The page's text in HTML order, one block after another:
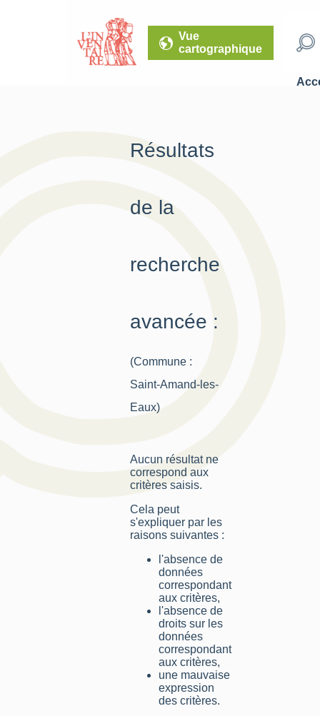
Vue
cartographique
Résultats
de la
recherche
avancée :
(Commune :
Saint-Amand-les-
Eaux)
Aucun résultat ne
correspond aux
critères saisis.
Cela peut
s'expliquer par les
raisons suivantes :
l'absence de
données
correspondant
aux critères,
l'absence de
droits sur les
données
correspondant
aux critères,
une mauvaise
expression
des critères.